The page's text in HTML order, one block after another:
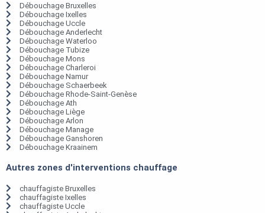
Débouchage Bruxelles
Débouchage Ixelles
Débouchage Uccle
Débouchage Anderlecht
Débouchage Waterloo
Débouchage Tubize
Débouchage Mons
Débouchage Charleroi
Débouchage Namur
Débouchage Schaerbeek
Débouchage Rhode-Saint-Genèse
Débouchage Ath
Débouchage Liège
Débouchage Arlon
Débouchage Manage
Débouchage Ganshoren
Débouchage Kraainem
Autres zones d'interventions chauffage
chauffagiste Bruxelles
chauffagiste Ixelles
chauffagiste Uccle